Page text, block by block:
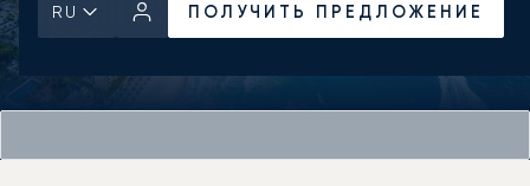
RU ПОЛУЧИТЬ ПРЕДЛОЖЕНИЕ